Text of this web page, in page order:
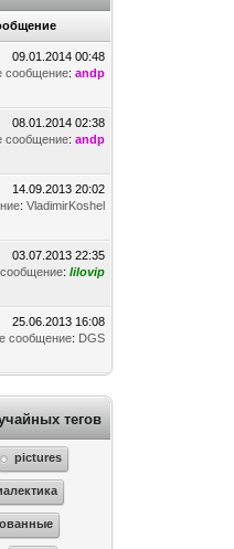
09.01.2014 00:48
сообщение:andp
08.01.2014 02:38
сообщение:andp
14.09.2013 20:02
:VladimirKoshel
03.07.2013 22:35
:lilovip
25.06.2013 16:08
сообщение: DGS
тегов
pictures